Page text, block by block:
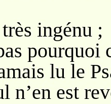
ingénu ;
pourquoi
lu le
n’en est